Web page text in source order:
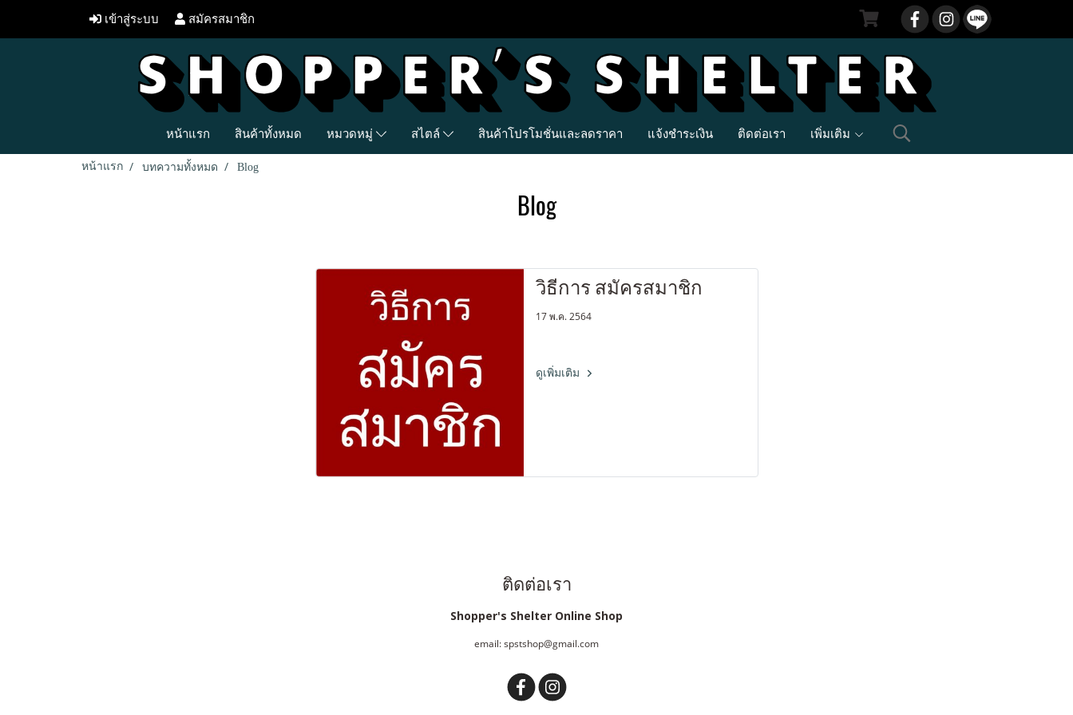
เข้าสู่ระบบ สมัครสมาชิก
หน้าแรก สินค้าทั้งหมด หมวดหมู่ สไตล์ สินค้าโปรโมชั่นและลดราคา แจ้งชำระเงิน ติดต่อเรา เพิ่มเติม
หน้าแรก บทความทั้งหมด Blog
Blog
วิธีการ สมัครสมาชิก
17 พ.ค. 2564
ดูเพิ่มเติม
ติดต่อเรา
Shopper's Shelter Online Shop
email: spstshop@gmail.com